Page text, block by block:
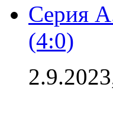
Серия
(4:0)